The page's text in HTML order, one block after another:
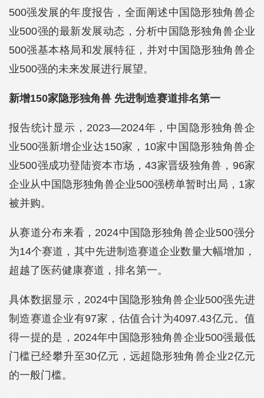
500强发展的年度报告，全面阐述中国隐形独角兽企
业500强的最新发展动态，分析中国隐形独角兽企业
500强基本格局和发展特征，并对中国隐形独角兽企
业500强的未来发展进行展望。
新增150家隐形独角兽 先进制造赛道排名第一
报告统计显示，2023—2024年，中国隐形独角兽企
业500强新增企业达150家，10家中国隐形独角兽企
业500强成功登陆资本市场，43家晋级独角兽，96家
企业从中国隐形独角兽企业500强榜单暂时出局，1家
被并购。
从赛道分布来看，2024中国隐形独角兽企业500强分
为14个赛道，其中先进制造赛道企业数量大幅增加，
超越了医药健康赛道，排名第一。
具体数据显示，2024中国隐形独角兽企业500强先进
制造赛道企业有97家，估值合计为4097.43亿元。值
得一提的是，2024年中国隐形独角兽企业500强最低
门槛已经攀升至30亿元，远超隐形独角兽企业2亿元
的一般门槛。